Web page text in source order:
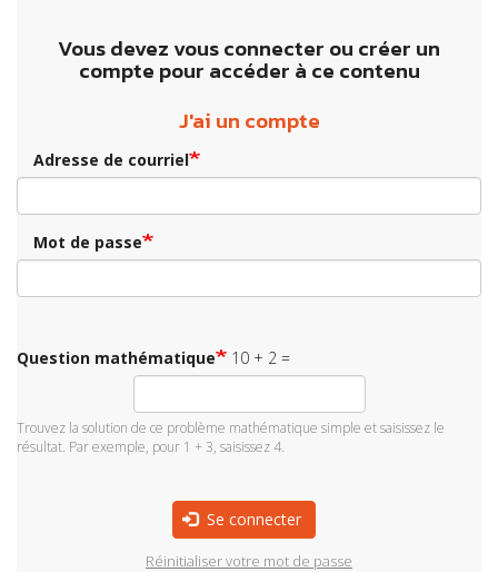
Vous devez vous connecter ou créer un
compte pour accéder à ce contenu
J'ai un compte
Adresse de courriel
Mot de passe
Question mathématique 10 + 2 =
Trouvez la solution de ce problème mathématique simple et saisissez le
résultat. Par exemple, pour 1 + 3, saisissez 4.
Se connecter
Réinitialiser votre mot de passe